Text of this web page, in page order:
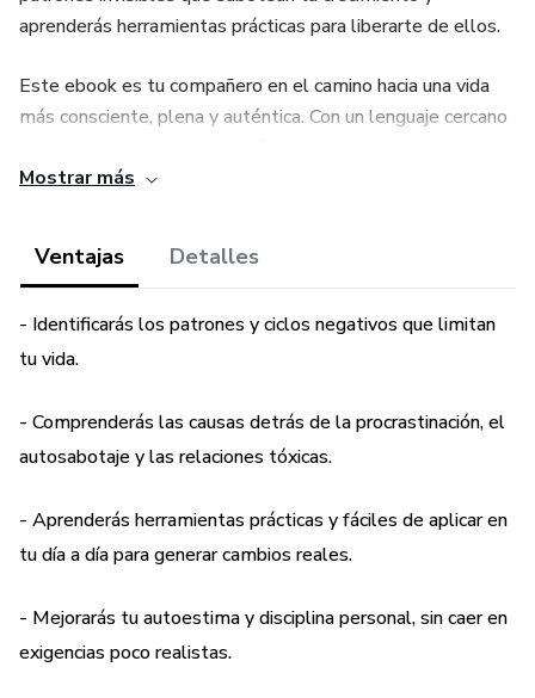
aprenderás herramientas prácticas para liberarte de ellos.
Este ebook es tu compañero en el camino hacia una vida
más consciente, plena y auténtica. Con un lenguaje cercano
y el autosabotaje.
vínculos saludables.
No es un libro para leer y olvidar: es una guía para volver a
él cada vez que lo necesites, un mapa para recordarte que
Mostrar más
Ventajas Detalles
- Identificarás los patrones y ciclos negativos que limitan
tu vida.
- Comprenderás las causas detrás de la procrastinación, el
autosabotaje y las relaciones tóxicas.
- Aprenderás herramientas prácticas y fáciles de aplicar en
tu día a día para generar cambios reales.
- Mejorarás tu autoestima y disciplina personal, sin caer en
exigencias poco realistas.